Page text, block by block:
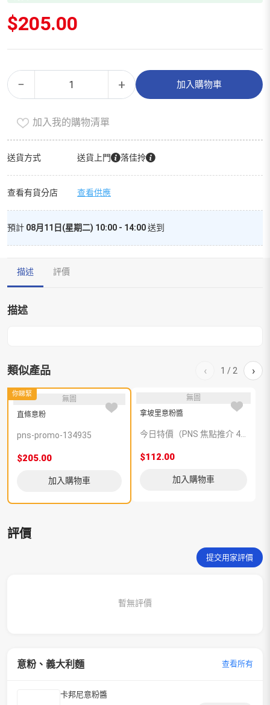
$205.00
−
直
條
數
量
+ 加入購物車
Alternative:
加入我的購物清單
送貨方式 送貨上門 落佳拎
查看有貨分店 查看供應
預計 08月11日(星期二) 10:00 - 14:00送到
描述 評價
描述
類似產品 ‹ 1 / 2 ›
你睇緊
無圖
直條意粉
pns-promo-134935
$205.00
加入購物車
無圖
拿坡里意粉醬
今日特價（PNS 焦點推介 419063）
$112.00
加入購物車
評價
提交用家評價
暫無評價
意粉、義大利麵 查看所有
卡邦尼意粉醬